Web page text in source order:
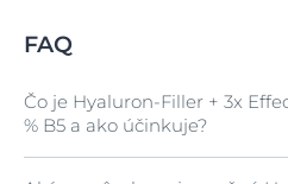
FAQ
Čo je Hyaluron-Filler + 3x
% B5 a ako účinkuje?